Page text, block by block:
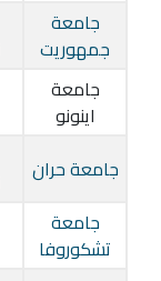
جامعة
جمهوريت
جامعة
اينونو
جامعة حران
جامعة
تشكوروفا